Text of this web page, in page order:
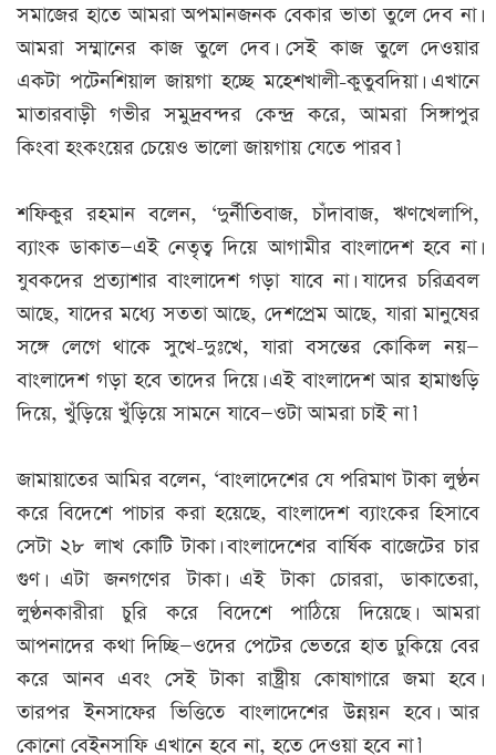
সমাজের হাতে আমরা অপমানজনক বেকার ভাতা তুলে দেব না।
আমরা সম্মানের কাজ তুলে দেব। সেই কাজ তুলে দেওয়ার
একটা পটেনশিয়াল জায়গা হচ্ছে মহেশখালী-কুতুবদিয়া। এখানে
মাতারবাড়ী গভীর সমুদ্রবন্দর কেন্দ্র করে, আমরা সিঙ্গাপুর
কিংবা হংকংয়ের চেয়েও ভালো জায়গায় যেতে পারব।’
শফিকুর রহমান বলেন, ‘দুর্নীতিবাজ, চাঁদাবাজ, ঋণখেলাপি,
ব্যাংক ডাকাত—এই নেতৃত্ব দিয়ে আগামীর বাংলাদেশ হবে না।
যুবকদের প্রত্যাশার বাংলাদেশ গড়া যাবে না। যাদের চরিত্রবল
আছে, যাদের মধ্যে সততা আছে, দেশপ্রেম আছে, যারা মানুষের
সঙ্গে লেগে থাকে সুখে-দুঃখে, যারা বসন্তের কোকিল নয়—
বাংলাদেশ গড়া হবে তাদের দিয়ে। এই বাংলাদেশ আর হামাগুড়ি
দিয়ে, খুঁড়িয়ে খুঁড়িয়ে সামনে যাবে—ওটা আমরা চাই না।’
জামায়াতের আমির বলেন, ‘বাংলাদেশের যে পরিমাণ টাকা লুণ্ঠন
করে বিদেশে পাচার করা হয়েছে, বাংলাদেশ ব্যাংকের হিসাবে
সেটা ২৮ লাখ কোটি টাকা। বাংলাদেশের বার্ষিক বাজেটের চার
গুণ। এটা জনগণের টাকা। এই টাকা চোররা, ডাকাতেরা,
লুণ্ঠনকারীরা চুরি করে বিদেশে পাঠিয়ে দিয়েছে। আমরা
আপনাদের কথা দিচ্ছি—ওদের পেটের ভেতরে হাত ঢুকিয়ে বের
করে আনব এবং সেই টাকা রাষ্ট্রীয় কোষাগারে জমা হবে।
তারপর ইনসাফের ভিত্তিতে বাংলাদেশের উন্নয়ন হবে। আর
কোনো বেইনসাফি এখানে হবে না, হতে দেওয়া হবে না।’